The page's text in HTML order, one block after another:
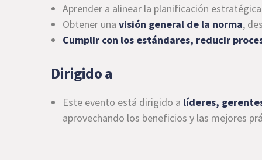
Aprender a alinear la planificación
Obtener una visión general de la norma,
Cumplir con los estándares, reducir
Dirigido a
Este evento está dirigido a líderes,
aprovechando los beneficios y las mejores